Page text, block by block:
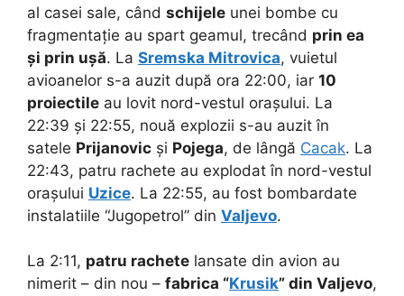
al casei sale, când schijele unei bombe cu
fragmentație au spart geamul, trecând prin ea
și prin ușă. La Sremska Mitrovica, vuietul
avioanelor s-a auzit după ora 22:00, iar 10
proiectile au lovit nord-vestul orașului. La
22:39 și 22:55, nouă explozii s-au auzit în
satele Prijanovic și Pojega, de lângă Cacak. La
22:43, patru rachete au explodat în nord-vestul
orașului Uzice. La 22:55, au fost bombardate
instalatiile “Jugopetrol” din Valjevo.
La 2:11, patru rachete lansate din avion au
nimerit – din nou – fabrica “Krusik” din Valjevo,